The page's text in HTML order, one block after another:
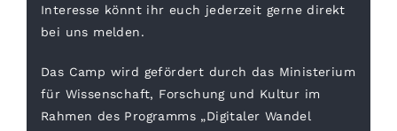
Interesse könnt ihr euch jederzeit gerne direkt
bei uns melden.
Das Camp wird gefördert durch das Ministerium
für Wissenschaft, Forschung und Kultur im
Rahmen des Programms „Digitaler Wandel